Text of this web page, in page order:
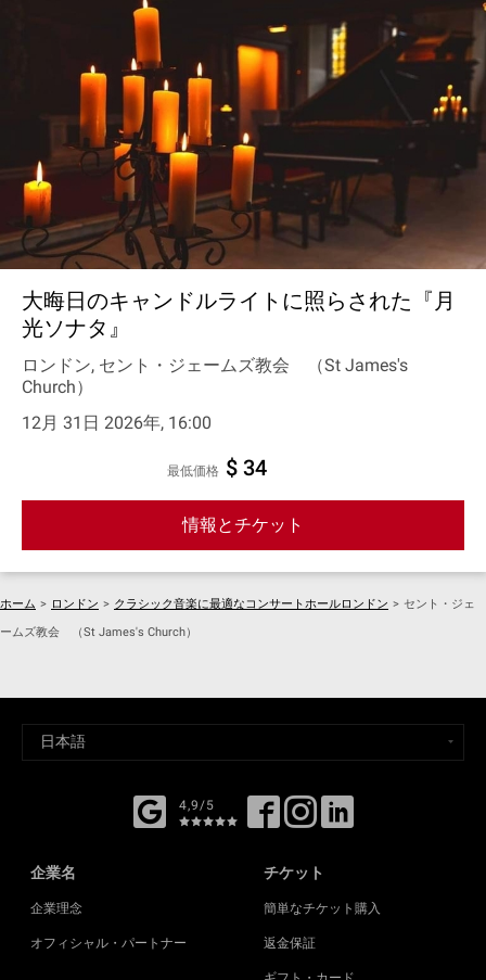
大晦日のキャンドルライトに照らされた『月
光ソナタ』
ロンドン, セント・ジェームズ教会 （St James's
Church）
12月 31日 2026年, 16:00
最低価格 $ 34
情報とチケット
ホーム > ロンドン > クラシック音楽に最適なコンサートホールロンドン > セント・ジェ
ームズ教会 （St James's Church）
4,9/5
企業名
企業理念
オフィシャル・パートナー
チケット
簡単なチケット購入
返金保証